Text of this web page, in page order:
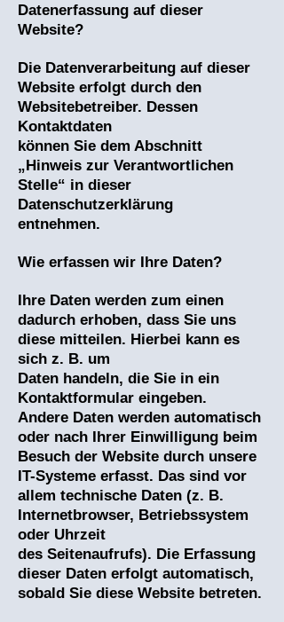
Datenerfassung auf dieser
Website?
Die Datenverarbeitung auf dieser
Website erfolgt durch den
Websitebetreiber. Dessen
Kontaktdaten
können Sie dem Abschnitt
„Hinweis zur Verantwortlichen
Stelle“ in dieser
Datenschutzerklärung
entnehmen.
Wie erfassen wir Ihre Daten?
Ihre Daten werden zum einen
dadurch erhoben, dass Sie uns
diese mitteilen. Hierbei kann es
sich z. B. um
Daten handeln, die Sie in ein
Kontaktformular eingeben.
Andere Daten werden automatisch
oder nach Ihrer Einwilligung beim
Besuch der Website durch unsere
IT-Systeme erfasst. Das sind vor
allem technische Daten (z. B.
Internetbrowser, Betriebssystem
oder Uhrzeit
des Seitenaufrufs). Die Erfassung
dieser Daten erfolgt automatisch,
sobald Sie diese Website betreten.